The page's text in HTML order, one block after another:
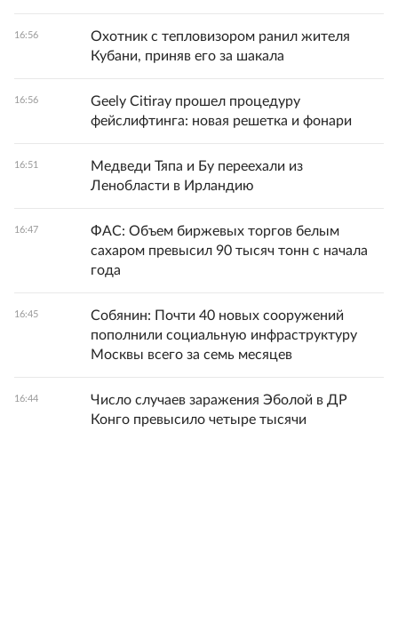
16:56
Охотник с тепловизором ранил жителя
Кубани, приняв его за шакала
16:56
Geely Citiray прошел процедуру
фейслифтинга: новая решетка и фонари
16:51
Медведи Тяпа и Бу переехали из
Ленобласти в Ирландию
16:47
ФАС: Объем биржевых торгов белым
сахаром превысил 90 тысяч тонн с начала
года
16:45
Собянин: Почти 40 новых сооружений
пополнили социальную инфраструктуру
Москвы всего за семь месяцев
16:44
Число случаев заражения Эболой в ДР
Конго превысило четыре тысячи